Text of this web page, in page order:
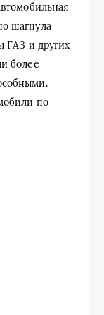
шагнула
ГАЗ и других
более
по